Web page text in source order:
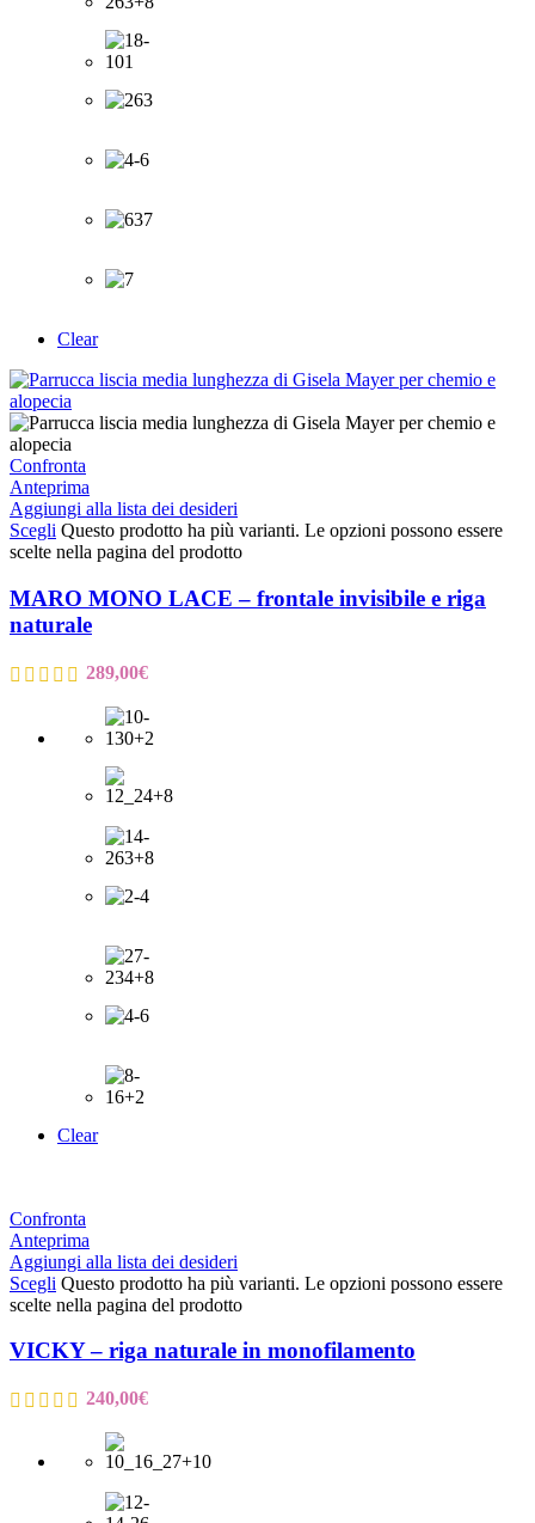
Clear
Confronta
Anteprima
Aggiungi alla lista dei desideri
Scegli Questo prodotto ha più varianti. Le opzioni possono essere
scelte nella pagina del prodotto
MARO MONO LACE – frontale invisibile e riga
naturale
289,00€
Clear
Confronta
Anteprima
Aggiungi alla lista dei desideri
Scegli Questo prodotto ha più varianti. Le opzioni possono essere
scelte nella pagina del prodotto
VICKY – riga naturale in monofilamento
240,00€